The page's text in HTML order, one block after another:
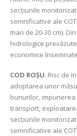
secțiunile
semnificative ale
mari de 20-30 cm).
hidrologice
economice
COD ROŞU: Risc de
adoptarea unor
bunurilor,
transport,
secţiunile
semnificative ale